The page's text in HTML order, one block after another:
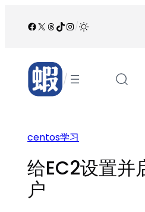
Facebook
X Threads
TikTok
Instagram
/
/
centos学习
给EC2设置
户